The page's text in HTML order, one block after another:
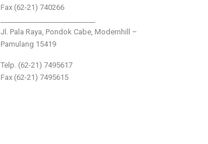
Fax (62-21) 740266
Jl. Pala Raya, Pondok Cabe, Modernhill –
Pamulang 15419
Telp. (62-21) 7495617
Fax (62-21) 7495615